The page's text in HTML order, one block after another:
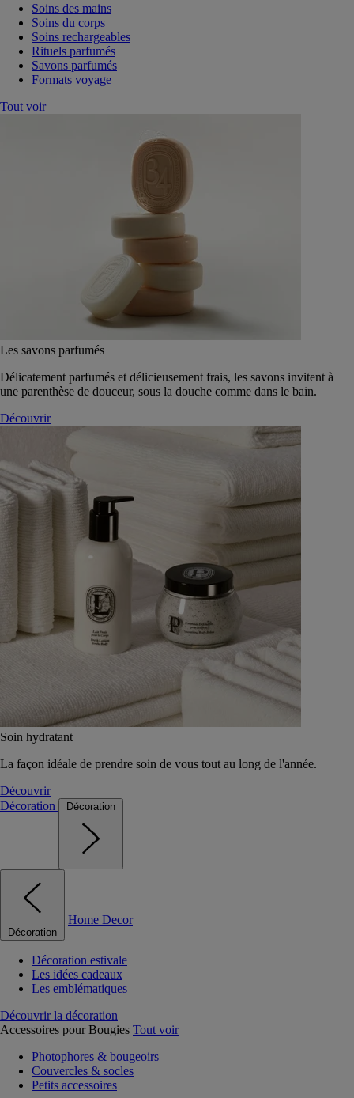
Soins des mains
Soins du corps
Soins rechargeables
Rituels parfumés
Savons parfumés
Formats voyage
Tout voir
Les savons parfumés
Délicatement parfumés et délicieusement frais, les savons invitent à
une parenthèse de douceur, sous la douche comme dans le bain.
Découvrir
Soin hydratant
La façon idéale de prendre soin de vous tout au long de l'année.
Découvrir
Décoration
Décoration
Décoration
Home Decor
Décoration estivale
Les idées cadeaux
Les emblématiques
Découvrir la décoration
Accessoires pour Bougies Tout voir
Photophores & bougeoirs
Couvercles & socles
Petits accessoires